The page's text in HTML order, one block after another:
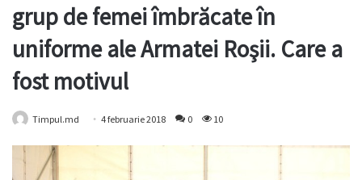
grup de femei îmbrăcate în
uniforme ale Armatei Roşii. Care a
fost motivul
Timpul.md 4 februarie 2018 0 10